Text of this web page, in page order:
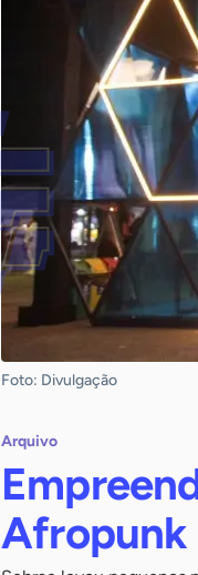
Foto: Divulgação
Arquivo
Afropunk